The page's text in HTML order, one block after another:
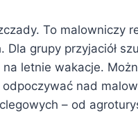
To malowniczy
grupy przyjaciół
letnie wakacje.
nad
– od